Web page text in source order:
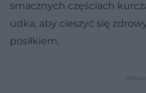
smacznych częściach
udka, aby cieszyć się
posiłkiem.